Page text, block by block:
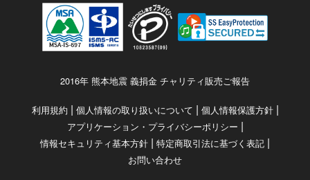
2016年 熊本地震 義捐金 チャリティ販売ご報告
利用規約 | 個人情報の取り扱いについて | 個人情報保護方針|
アプリケーション・プライバシーポリシー |
情報セキュリティ基本方針 | 特定商取引法に基づく表記 |
お問い合わせ